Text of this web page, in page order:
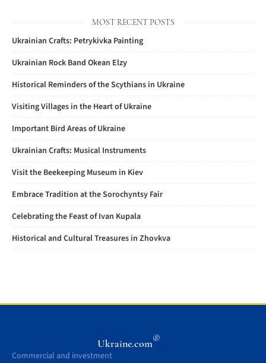
MOST RECENT POSTS
Ukrainian Crafts: Petrykivka Painting
Ukrainian Rock Band Okean Elzy
Historical Reminders of the Scythians in Ukraine
Visiting Villages in the Heart of Ukraine
Important Bird Areas of Ukraine
Ukrainian Crafts: Musical Instruments
Visit the Beekeeping Museum in Kiev
Embrace Tradition at the Sorochyntsy Fair
Celebrating the Feast of Ivan Kupala
Historical and Cultural Treasures in Zhovkva
Ukraine.com®
Commercial and investment